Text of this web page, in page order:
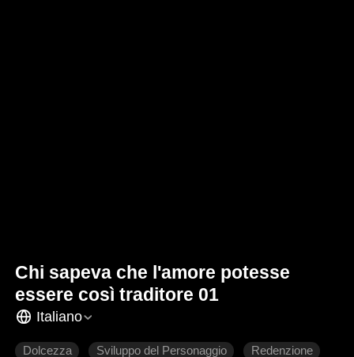
Chi sapeva che l'amore potesse
essere così traditore 01
Italiano
Dolcezza Sviluppo del Personaggio Redenzione